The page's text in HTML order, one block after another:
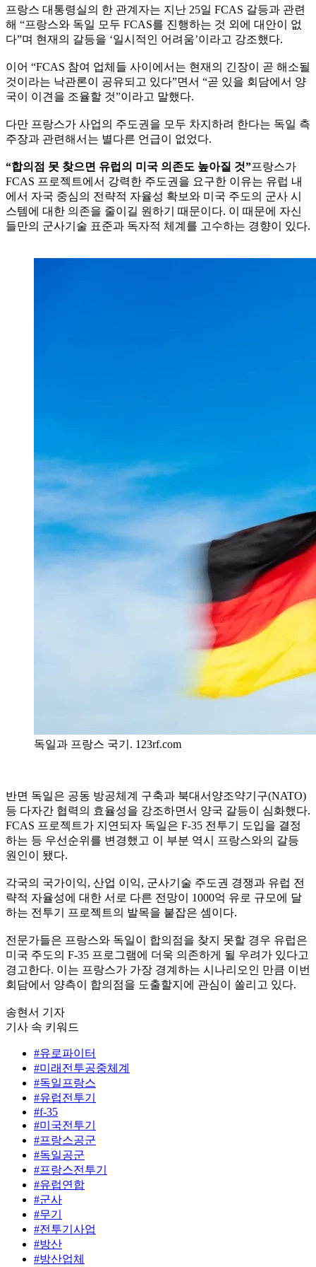
프랑스 대통령실의 한 관계자는 지난 25일 FCAS 갈등과 관련
해 “프랑스와 독일 모두 FCAS를 진행하는 것 외에 대안이 없
다”며 현재의 갈등을 ‘일시적인 어려움’이라고 강조했다.
이어 “FCAS 참여 업체들 사이에서는 현재의 긴장이 곧 해소될
것이라는 낙관론이 공유되고 있다”면서 “곧 있을 회담에서 양
국이 이견을 조율할 것”이라고 말했다.
다만 프랑스가 사업의 주도권을 모두 차지하려 한다는 독일 측
주장과 관련해서는 별다른 언급이 없었다.
“합의점 못 찾으면 유럽의 미국 의존도 높아질 것”프랑스가
FCAS 프로젝트에서 강력한 주도권을 요구한 이유는 유럽 내
에서 자국 중심의 전략적 자율성 확보와 미국 주도의 군사 시
스템에 대한 의존을 줄이길 원하기 때문이다. 이 때문에 자신
들만의 군사기술 표준과 독자적 체계를 고수하는 경향이 있다.
독일과 프랑스 국기. 123rf.com
반면 독일은 공동 방공체계 구축과 북대서양조약기구(NATO)
등 다자간 협력의 효율성을 강조하면서 양국 갈등이 심화했다.
FCAS 프로젝트가 지연되자 독일은 F-35 전투기 도입을 결정
하는 등 우선순위를 변경했고 이 부분 역시 프랑스와의 갈등
원인이 됐다.
각국의 국가이익, 산업 이익, 군사기술 주도권 경쟁과 유럽 전
략적 자율성에 대한 서로 다른 전망이 1000억 유로 규모에 달
하는 전투기 프로젝트의 발목을 붙잡은 셈이다.
전문가들은 프랑스와 독일이 합의점을 찾지 못할 경우 유럽은
미국 주도의 F-35 프로그램에 더욱 의존하게 될 우려가 있다고
경고한다. 이는 프랑스가 가장 경계하는 시나리오인 만큼 이번
회담에서 양측이 합의점을 도출할지에 관심이 쏠리고 있다.
송현서 기자
기사 속 키워드
#유로파이터
#미래전투공중체계
#독일프랑스
#유럽전투기
#f-35
#미국전투기
#프랑스공군
#독일공군
#프랑스전투기
#유럽연합
#군사
#무기
#전투기사업
#방산
#방산업체